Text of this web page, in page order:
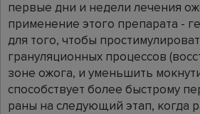
первые дни и недели лечения
применение этого препарата -
для того, чтобы
грануляционных процессов
зоне ожога, и уменьшить
способствует более быстрому
раны на следующий этап, когда